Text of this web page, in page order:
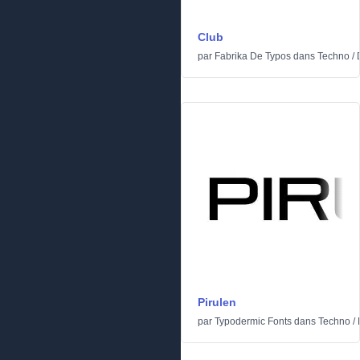
Club
par Fabrika De Typos dans Techno /
Pirulen
par Typodermic Fonts dans Techno /